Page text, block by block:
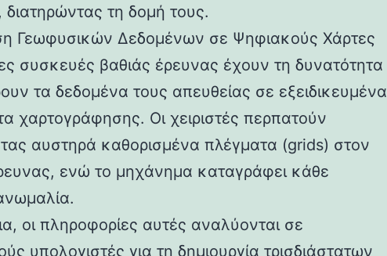
τη δομή τους.
Γεωφυσικών Δεδομένων σε Ψηφιακούς Χάρτες
συσκευές βαθιάς έρευνας έχουν τη δυνατότητα
τα δεδομένα τους απευθείας σε εξειδικευμένα
χαρτογράφησης. Οι χειριστές περπατούν
αυστηρά καθορισμένα πλέγματα (grids) στον
ενώ το μηχάνημα καταγράφει κάθε
οι πληροφορίες αυτές αναλύονται σε
υπολογιστές για τη δημιουργία τρισδιάστατων